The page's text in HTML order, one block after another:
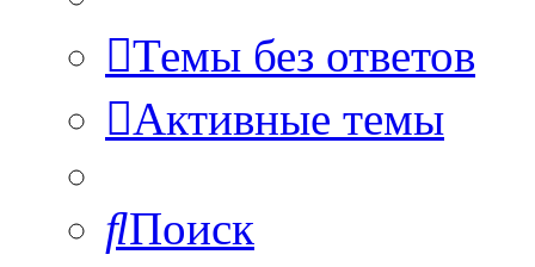
Темы без ответов
Активные темы
Поиск